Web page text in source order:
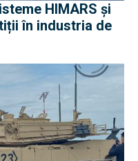
HIMARS și
în industria de